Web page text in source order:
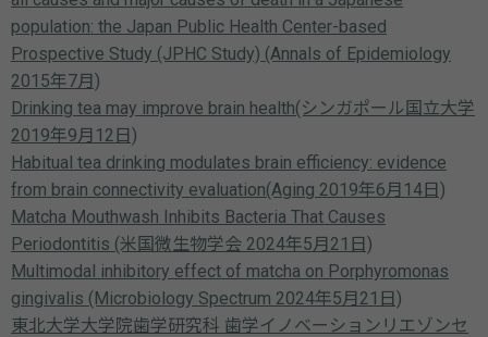
population: the Japan Public Health Center-based
Prospective Study (JPHC Study) (Annals of Epidemiology
2015年7月)
Drinking tea may improve brain health(シンガポール国立大学
2019年9月12日)
Habitual tea drinking modulates brain efficiency: evidence
from brain connectivity evaluation(Aging 2019年6月14日)
Matcha Mouthwash Inhibits Bacteria That Causes
Periodontitis (米国微生物学会 2024年5月21日)
Multimodal inhibitory effect of matcha on Porphyromonas
gingivalis (Microbiology Spectrum 2024年5月21日)
東北大学大学院歯学研究科 歯学イノベーションリエゾンセ